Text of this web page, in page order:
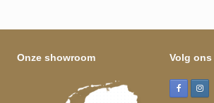
Onze showroom Volg ons